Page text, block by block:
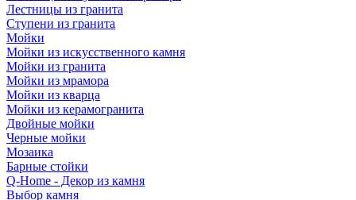
Лестницы из гранита
Ступени из гранита
Мойки
Мойки из искусственного камня
Мойки из гранита
Мойки из мрамора
Мойки из кварца
Мойки из керамогранита
Двойные мойки
Черные мойки
Мозаика
Барные стойки
Q-Home - Декор из камня
Выбор камня